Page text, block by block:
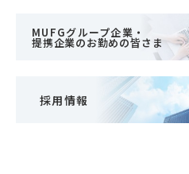
MUFGグループ企業・
提携企業のお勤めの皆さま
採用情報